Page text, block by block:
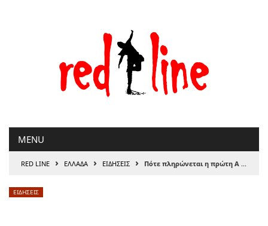
MENU
RED LINE › ΕΛΛΑΔΑ › ΕΙΔΗΣΕΙΣ › Πότε πληρώνεται η πρώτη Α δόση για το Επίδομα παιδιού 2024
ΕΙΔΗΣΕΙΣ